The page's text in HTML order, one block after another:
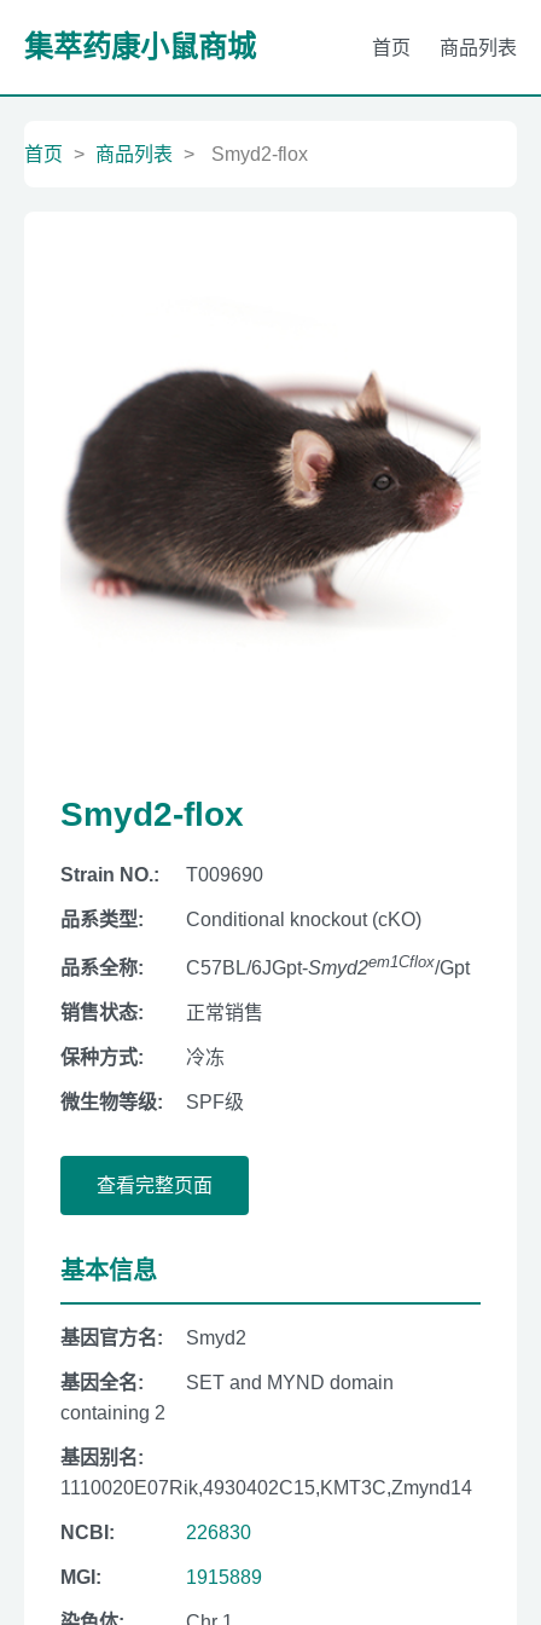
集萃药康小鼠商城 首页 商品列表
首页 > 商品列表 > Smyd2-flox
Smyd2-flox
Strain NO.: T009690
品系类型: Conditional knockout (cKO)
品系全称: C57BL/6JGpt-Smyd2em1Cflox/Gpt
销售状态: 正常销售
保种方式: 冷冻
微生物等级: SPF级
查看完整页面
基本信息
基因官方名: Smyd2
基因全名:
SET and MYND domain
containing 2
基因别名:
1110020E07Rik,4930402C15,KMT3C,Zmynd14
NCBI: 226830
MGI: 1915889